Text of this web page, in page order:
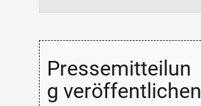
Pressemitteilun
g veröffentlichen